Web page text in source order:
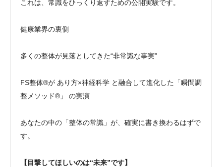
これは、常識をひっくり返すための公開実験です。
健康業界の裏側
多くの整体が見落としてきた“非常識な事実”
FS整体®︎が あり方×神経科学 と融合して進化した「瞬間調
整メソッド®︎」 の実演
あなたの中の「整体の常識」が、確実に書き換わるはずで
す。
【目撃してほしいのは“未来”です】